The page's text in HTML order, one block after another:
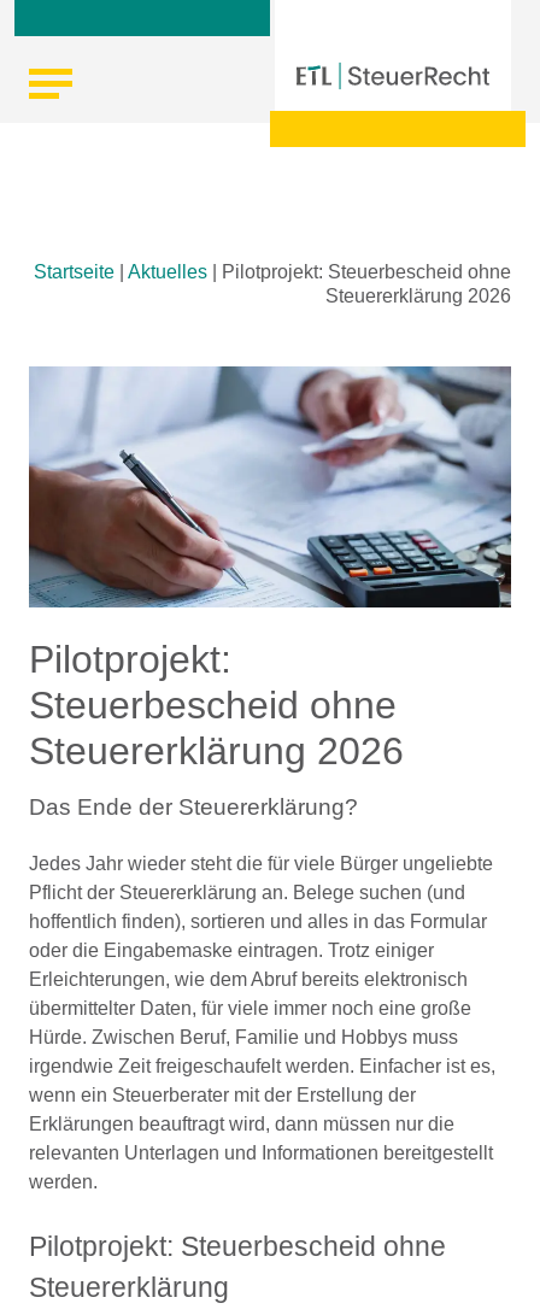
Startseite Aktuelles
Pilotprojekt: Steuerbescheid ohne
Steuererklärung 2026
Pilotprojekt:
Steuerbescheid ohne
Steuererklärung 2026
Das Ende der Steuererklärung?
Jedes Jahr wieder steht die für viele Bürger ungeliebte
Pflicht der Steuererklärung an. Belege suchen (und
hoffentlich finden), sortieren und alles in das Formular
oder die Eingabemaske eintragen. Trotz einiger
Erleichterungen, wie dem Abruf bereits elektronisch
übermittelter Daten, für viele immer noch eine große
Hürde. Zwischen Beruf, Familie und Hobbys muss
irgendwie Zeit freigeschaufelt werden. Einfacher ist es,
wenn ein Steuerberater mit der Erstellung der
Erklärungen beauftragt wird, dann müssen nur die
relevanten Unterlagen und Informationen bereitgestellt
werden.
Pilotprojekt: Steuerbescheid ohne
Steuererklärung